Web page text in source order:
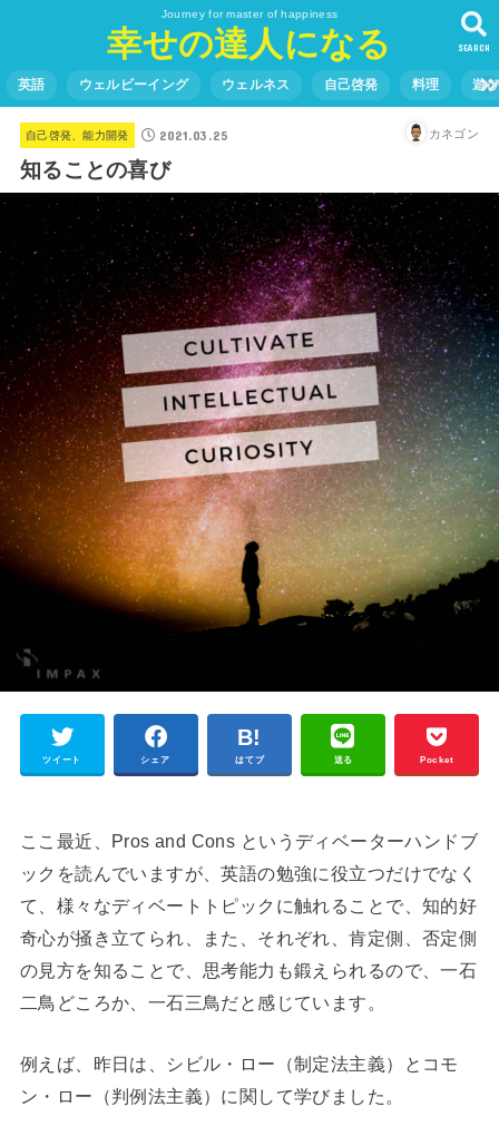
Journey for master of happiness
幸せの達人になる SEARCH
英語 ウェルビーイング ウェルネス 自己啓発 料理 遊
自己啓発、能力開発 2021.03.25 カネゴン
知ることの喜び
ツイート シェア はてブ 送る Pocket
ここ最近、Pros and Cons というディベーターハンドブ
ックを読んでいますが、英語の勉強に役立つだけでなく
て、様々なディベートトピックに触れることで、知的好
奇心が掻き立てられ、また、それぞれ、肯定側、否定側
の見方を知ることで、思考能力も鍛えられるので、一石
二鳥どころか、一石三鳥だと感じています。
例えば、昨日は、シビル・ロー（制定法主義）とコモ
ン・ロー（判例法主義）に関して学びました。